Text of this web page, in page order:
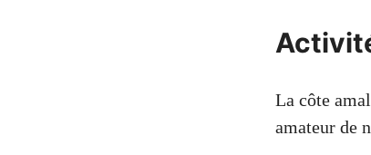
La côte
amateur de